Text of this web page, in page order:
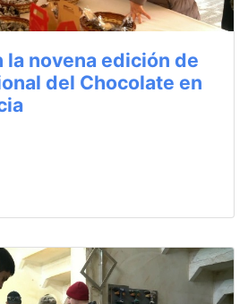
la novena edición de
del Chocolate en